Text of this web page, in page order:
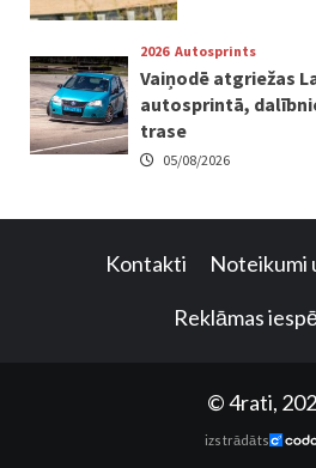
2026 Autosprints
Vaiņodē atgriežas
autosprintā,
trase
05/08/2026
Kontakti Noteikumi
Reklāmas
© 4rati,
izstrādāts